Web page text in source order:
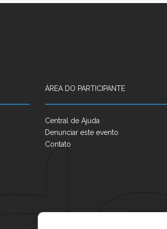
ÁREA DO PARTICIPANTE
Central de Ajuda
Denunciar este evento
Contato